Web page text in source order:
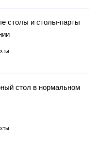
столы и столы-парты
стол в нормальном